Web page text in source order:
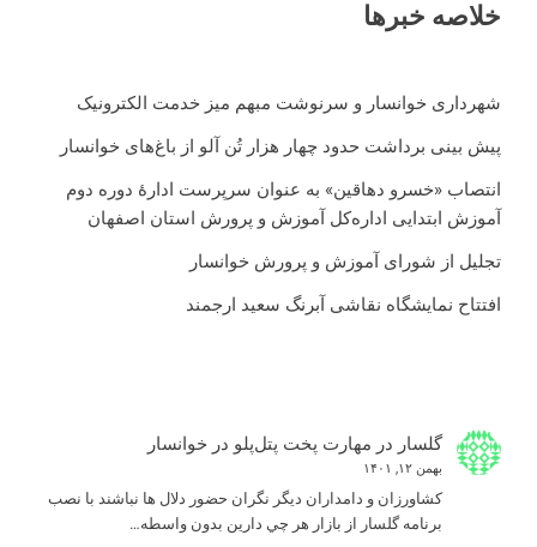
خلاصه خبرها
شهرداری خوانسار و سرنوشت مبهم میز خدمت الکترونیک
پیش بینی برداشت حدود چهار هزار تُن آلو از باغ‌های خوانسار
انتصاب «خسرو دهاقین» به عنوان سرپرست ادارۀ دوره دوم
آموزش ابتدایی اداره‌کل آموزش و پرورش استان اصفهان
تجلیل از شورای آموزش و پرورش خوانسار
افتتاح نمایشگاه نقاشی آبرنگ سعید ارجمند
گلسار در مهارت پخت پتل‌پلو در خوانسار
بهمن ۱۲, ۱۴۰۱
كشاورزان و دامداران ديگر نگران حضور دلال ها نباشند با نصب
برنامه گلسار از بازار هر چي دارين بدون واسطه…